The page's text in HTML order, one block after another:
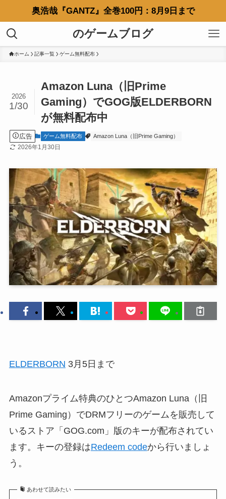
奥浩哉『GANTZ』全巻100円：8月9日まで
のゲームブログ
ホーム 記事一覧 ゲーム無料配布
Amazon Luna（旧Prime
Gaming）でGOG版ELDERBORN
が無料配布中
2026
1/30
広告 ゲーム無料配布 Amazon Luna（旧Prime Gaming）
2026年1月30日
ELDERBORN 3月5日まで
Amazonプライム特典のひとつAmazon Luna（旧
Prime Gaming）でDRMフリーのゲームを販売して
いるストア「GOG.com」版のキーが配布されてい
ます。キーの登録はRedeem codeから行いましょ
う。
あわせて読みたい